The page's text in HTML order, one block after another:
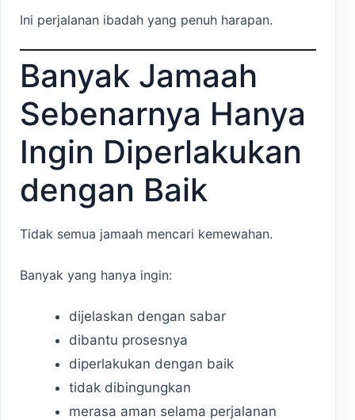
Ini perjalanan ibadah yang penuh harapan.
Banyak Jamaah
Sebenarnya Hanya
Ingin Diperlakukan
dengan Baik
Tidak semua jamaah mencari kemewahan.
Banyak yang hanya ingin:
dijelaskan dengan sabar
dibantu prosesnya
diperlakukan dengan baik
tidak dibingungkan
merasa aman selama perjalanan